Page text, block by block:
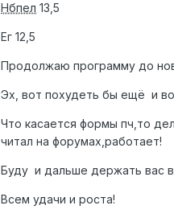
Нбпел 13,5
Ег 12,5
Продолжаю программу до
Эх, вот похудеть бы ещё и
Что касается формы пч,то
читал на форумах,работает!
Буду и дальше держать вас
Всем удачи и роста!